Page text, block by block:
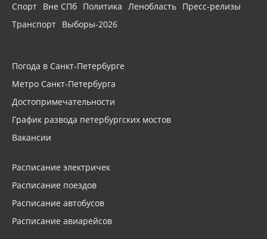
Спорт Вне СПб Политика Ленобласть Пресс-релизы
Транспорт Выборы-2026
Погода в Санкт-Петербурге
Метро Санкт-Петербурга
Достопримечательности
График развода петербургских мостов
Вакансии
Расписание электричек
Расписание поездов
Расписание автобусов
Расписание авиарейсов